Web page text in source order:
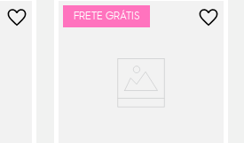
FRETE GRÁTIS